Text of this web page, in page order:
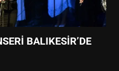
BALIKESİR’DE